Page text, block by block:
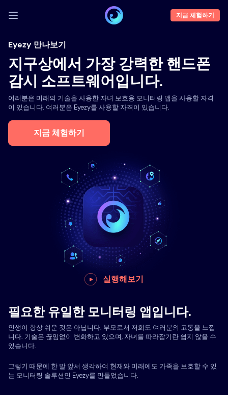
로그인
데모
특징
당사 소개
블로그
지금 체험하기
Eyezy 만나보기
지구상에서 가장 강력한 핸드폰
감시 소프트웨어입니다.
여러분은 미래의 기술을 사용한 자녀 보호용 모니터링 앱을 사용할 자격
이 있습니다. 여러분은 Eyezy를 사용할 자격이 있습니다.
지금 체험하기
실행해보기
필요한 유일한 모니터링 앱입니다.
인생이 항상 쉬운 것은 아닙니다. 부모로서 저희도 여러분의 고통을 느낍
니다. 기술은 끊임없이 변화하고 있으며, 자녀를 따라잡기란 쉽지 않을 수
있습니다.
그렇기 때문에 한 발 앞서 생각하여 현재와 미래에도 가족을 보호할 수 있
는 모니터링 솔루션인 Eyezy를 만들었습니다.